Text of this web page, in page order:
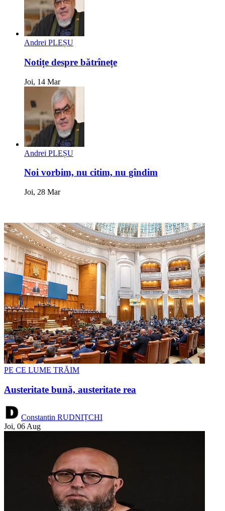
Andrei PLEȘU
Notițe despre bătrînețe
Joi, 14 Mar
Andrei PLEȘU
Noi vorbim, nu citim, nu gîndim
Joi, 28 Mar
PE CE LUME TRĂIM
Austeritate bună, austeritate rea
Constantin RUDNIȚCHI
Joi, 06 Aug